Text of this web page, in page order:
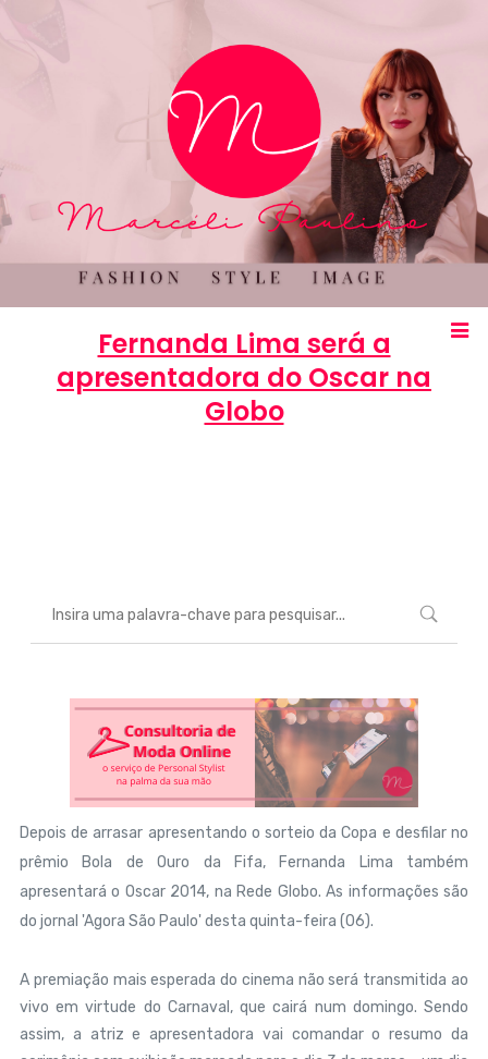
Fernanda Lima será a
apresentadora do Oscar na
Globo
Depois de arrasar apresentando o sorteio da Copa e desfilar no
prêmio Bola de Ouro da Fifa, Fernanda Lima também
apresentará o Oscar 2014, na Rede Globo. As informações são
do jornal 'Agora São Paulo' desta quinta-feira (06).
A premiação mais esperada do cinema não será transmitida ao
vivo em virtude do Carnaval, que cairá num domingo. Sendo
assim, a atriz e apresentadora vai comandar o resumo da